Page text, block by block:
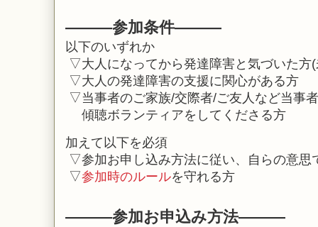
―――参加条件―――
以下のいずれか
▽大人になってから発達障害と気づいた方
▽大人の発達障害の支援に関心がある方
▽当事者のご家族/交際者/ご友人など当事
傾聴ボランティアをしてくださる方
加えて以下を必須
▽参加お申し込み方法に従い、自らの意思
▽参加時のルールを守れる方
―――参加お申込み方法―――